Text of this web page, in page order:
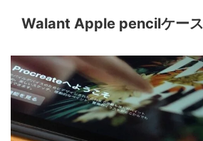
Walant Apple pencilケース